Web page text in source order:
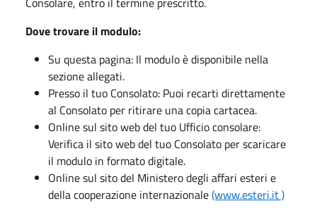
Dove trovare il modulo:
Su questa pagina: Il modulo è disponibile nella
sezione allegati.
Presso il tuo Consolato: Puoi recarti direttamente
al Consolato per ritirare una copia cartacea.
Online sul sito web del tuo Ufficio consolare:
Verifica il sito web del tuo Consolato per scaricare
il modulo in formato digitale.
Online sul sito del Ministero degli affari esteri e
della cooperazione internazionale(www.esteri.it )